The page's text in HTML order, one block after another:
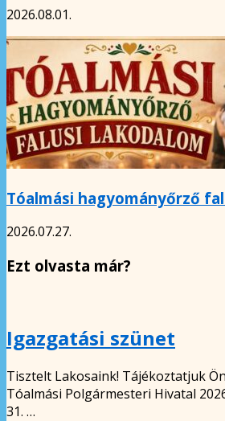
2026.08.01.
Tóalmási hagyományőrző
2026.07.27.
Ezt olvasta már?
Igazgatási szünet
Tisztelt Lakosaink! Tájékoztatjuk
Tóalmási Polgármesteri Hivatal
31. …